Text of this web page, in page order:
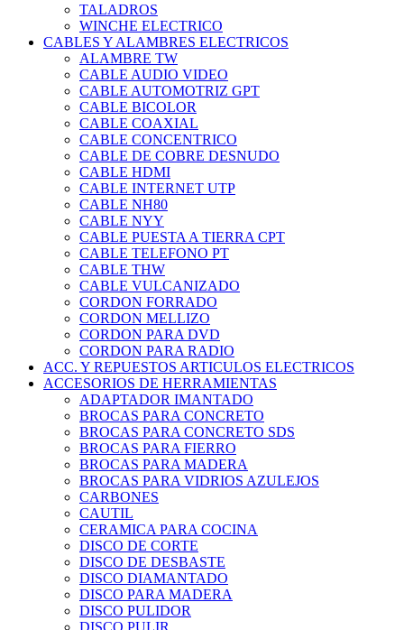
TALADROS
WINCHE ELECTRICO
CABLES Y ALAMBRES ELECTRICOS
ALAMBRE TW
CABLE AUDIO VIDEO
CABLE AUTOMOTRIZ GPT
CABLE BICOLOR
CABLE COAXIAL
CABLE CONCENTRICO
CABLE DE COBRE DESNUDO
CABLE HDMI
CABLE INTERNET UTP
CABLE NH80
CABLE NYY
CABLE PUESTA A TIERRA CPT
CABLE TELEFONO PT
CABLE THW
CABLE VULCANIZADO
CORDON FORRADO
CORDON MELLIZO
CORDON PARA DVD
CORDON PARA RADIO
ACC. Y REPUESTOS ARTICULOS ELECTRICOS
ACCESORIOS DE HERRAMIENTAS
ADAPTADOR IMANTADO
BROCAS PARA CONCRETO
BROCAS PARA CONCRETO SDS
BROCAS PARA FIERRO
BROCAS PARA MADERA
BROCAS PARA VIDRIOS AZULEJOS
CARBONES
CAUTIL
CERAMICA PARA COCINA
DISCO DE CORTE
DISCO DE DESBASTE
DISCO DIAMANTADO
DISCO PARA MADERA
DISCO PULIDOR